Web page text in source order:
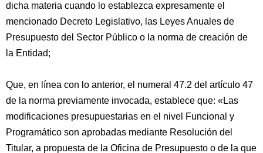
dicha materia cuando lo establezca expresamente el
mencionado Decreto Legislativo, las Leyes Anuales de
Presupuesto del Sector Público o la norma de creación de
la Entidad;
Que, en línea con lo anterior, el numeral 47.2 del artículo 47
de la norma previamente invocada, establece que: «Las
modificaciones presupuestarias en el nivel Funcional y
Programático son aprobadas mediante Resolución del
Titular, a propuesta de la Oficina de Presupuesto o de la que